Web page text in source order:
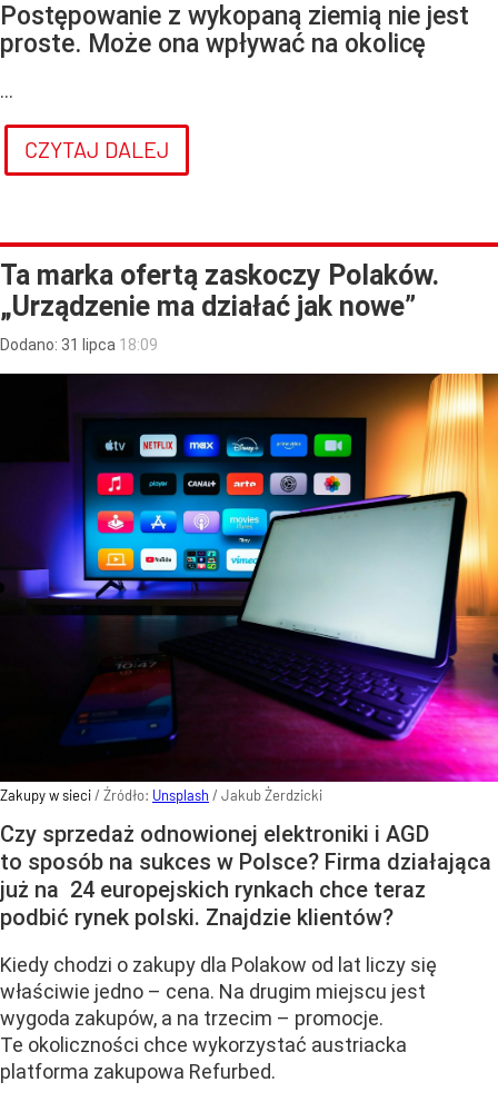
Postępowanie z wykopaną ziemią nie jest
proste. Może ona wpływać na okolicę
...
CZYTAJ DALEJ
Ta marka ofertą zaskoczy Polaków.
„Urządzenie ma działać jak nowe”
Dodano: 31 lipca 18:09
Zakupy w sieci/ Źródło: Unsplash / Jakub Żerdzicki
Czy sprzedaż odnowionej elektroniki i AGD
to sposób na sukces w Polsce? Firma działająca
już na 24 europejskich rynkach chce teraz
podbić rynek polski. Znajdzie klientów?
Kiedy chodzi o zakupy dla Polakow od lat liczy się
właściwie jedno – cena. Na drugim miejscu jest
wygoda zakupów, a na trzecim – promocje.
Te okoliczności chce wykorzystać austriacka
platforma zakupowa Refurbed.